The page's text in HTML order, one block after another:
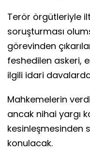
Terör örgütleriyle
soruşturması
görevinden
feshedilen askeri,
ilgili idari
Mahkemelerin
ancak nihai yargı
kesinleşmesinden
konulacak.